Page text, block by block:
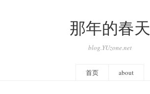
那年的春天
blog.YUzone.net
首页 about